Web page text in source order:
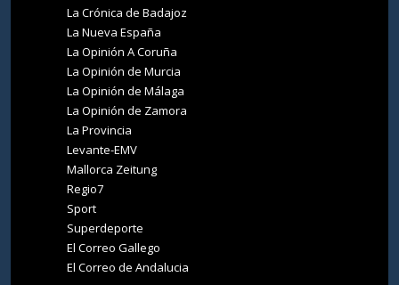
La Crónica de Badajoz
La Nueva España
La Opinión A Coruña
La Opinión de Murcia
La Opinión de Málaga
La Opinión de Zamora
La Provincia
Levante-EMV
Mallorca Zeitung
Regio7
Sport
Superdeporte
El Correo Gallego
El Correo de Andalucia